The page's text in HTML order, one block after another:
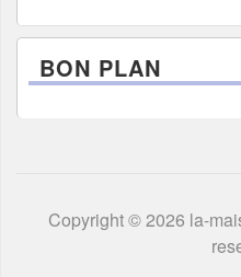
BON PLAN
Copyright © 2026 la-